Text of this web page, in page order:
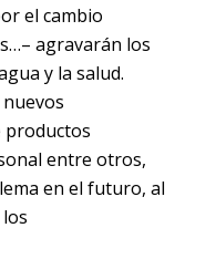
el cambio
agravarán los
y la salud.
productos
entre otros,
en el futuro, al